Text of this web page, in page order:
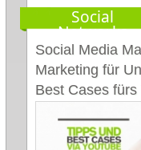
Social
Networks
Social Media
Marketing für
Best Cases